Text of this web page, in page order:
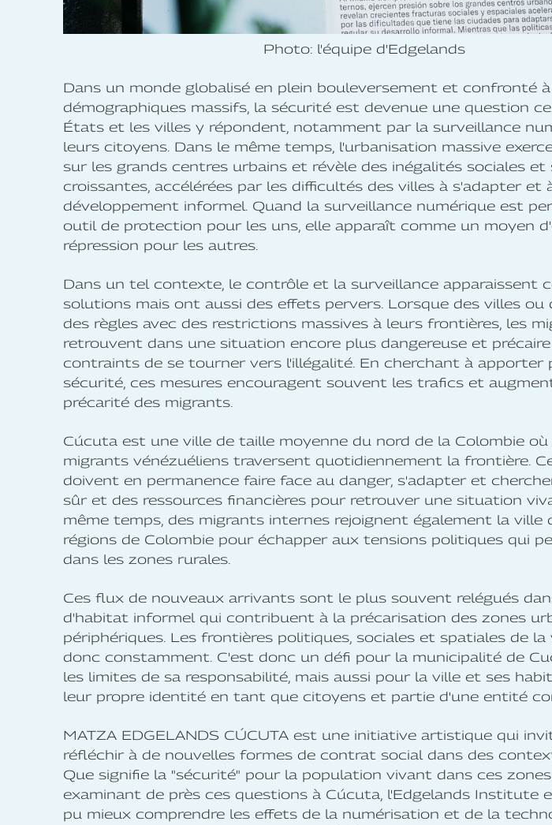
Photo: l'équipe d'Edgelands
Dans un monde globalisé en plein bouleversement et confronté
démographiques massifs, la sécurité est devenue une question
États et les villes y répondent, notamment par la surveillance
leurs citoyens. Dans le même temps, l'urbanisation massive
sur les grands centres urbains et révèle des inégalités sociales et
croissantes, accélérées par les difficultés des villes à s'adapter et
développement informel. Quand la surveillance numérique est
outil de protection pour les uns, elle apparaît comme un moyen
répression pour les autres.
Dans un tel contexte, le contrôle et la surveillance apparaissent
solutions mais ont aussi des effets pervers. Lorsque des villes ou
des règles avec des restrictions massives à leurs frontières, les
retrouvent dans une situation encore plus dangereuse et
contraints de se tourner vers l'illégalité. En cherchant à apporter
sécurité, ces mesures encouragent souvent les trafics et
précarité des migrants.
Cúcuta est une ville de taille moyenne du nord de la Colombie où
migrants vénézuéliens traversent quotidiennement la frontière.
doivent en permanence faire face au danger, s'adapter et
sûr et des ressources financières pour retrouver une situation
même temps, des migrants internes rejoignent également la ville
régions de Colombie pour échapper aux tensions politiques qui
dans les zones rurales.
Ces flux de nouveaux arrivants sont le plus souvent relégués
d'habitat informel qui contribuent à la précarisation des zones
périphériques. Les frontières politiques, sociales et spatiales de
donc constamment. C'est donc un défi pour la municipalité de
les limites de sa responsabilité, mais aussi pour la ville et ses
leur propre identité en tant que citoyens et partie d'une entité
MATZA EDGELANDS CÚCUTA est une initiative artistique qui
réfléchir à de nouvelles formes de contrat social dans des
Que signifie la "sécurité" pour la population vivant dans ces zones
examinant de près ces questions à Cúcuta, l'Edgelands Institute
pu mieux comprendre les effets de la numérisation et de la